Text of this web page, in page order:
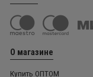
О магазине
Купить ОПТОМ